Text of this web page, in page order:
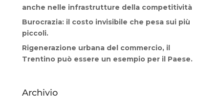
anche nelle infrastrutture della competitività
Burocrazia: il costo invisibile che pesa sui più
piccoli.
Rigenerazione urbana del commercio, il
Trentino può essere un esempio per il Paese.
Archivio